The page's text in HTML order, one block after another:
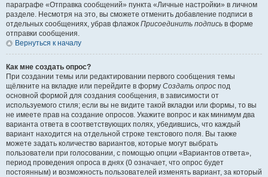
параграфе «Отправка сообщений» пункта «Личные настройки» в личном
разделе. Несмотря на это, вы сможете отменить добавление подписи в
отдельных сообщениях, убрав флажок Присоединить подпись в форме
отправки сообщения.
Вернуться к началу
Как мне создать опрос?
При создании темы или редактировании первого сообщения темы
щёлкните на вкладке или перейдите в форму Создать опрос под
основной формой для создания сообщения, в зависимости от
используемого стиля; если вы не видите такой вкладки или формы, то вы
не имеете прав на создание опросов. Укажите вопрос и как минимум два
варианта ответа в соответствующих полях, убедившись, что каждый
вариант находится на отдельной строке текстового поля. Вы также
можете задать количество вариантов, которые могут выбрать
пользователи при голосовании, с помощью опции «Вариантов ответа»,
период проведения опроса в днях (0 означает, что опрос будет
постоянным) и возможность пользователей изменять вариант, за который